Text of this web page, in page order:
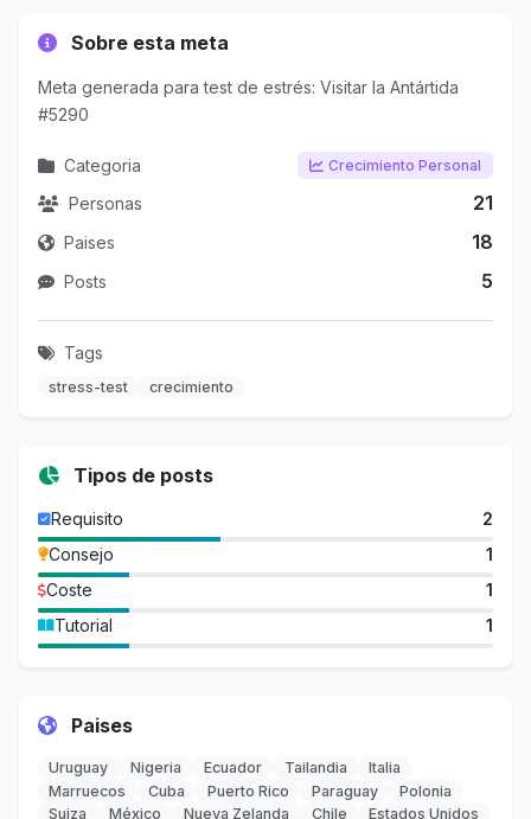
Sobre esta meta
Meta generada para test de estrés: Visitar la Antártida
#5290
Categoria Crecimiento Personal
Personas 21
Paises 18
Posts 5
Tags
stress-test crecimiento
Tipos de posts
Requisito
2
Consejo
1
Coste
1
Tutorial
1
Paises
Uruguay Nigeria Ecuador Tailandia
Italia
Marruecos
Cuba Puerto Rico Paraguay
Polonia
Suiza
México Nueva Zelanda Chile Estados Unidos